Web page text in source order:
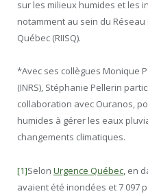
sur les milieux humides et les
notamment au sein du
Québec (RIISQ).
*Avec ses collègues Monique
(INRS), Stéphanie Pellerin
collaboration avec Ouranos,
humides à gérer les eaux
changements climatiques.
[1]Selon Urgence Québec en
avaient été inondées et 7 097